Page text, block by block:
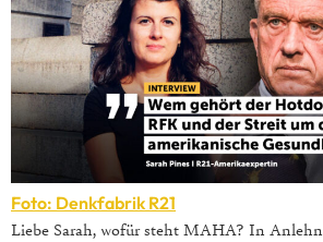
Foto: Denkfabrik R21
Liebe Sarah, wofür steht MAHA? In